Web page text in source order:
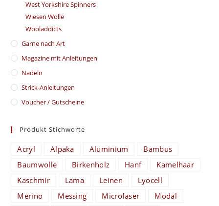
West Yorkshire Spinners
Wiesen Wolle
Wooladdicts
Garne nach Art
Magazine mit Anleitungen
Nadeln
Strick-Anleitungen
Voucher / Gutscheine
Produkt Stichworte
Acryl Alpaka Aluminium
Bambus
Baumwolle
Birkenholz Hanf
Kamelhaar
Kaschmir
Lama Leinen
Lyocell
Merino
Messing Microfaser
Modal